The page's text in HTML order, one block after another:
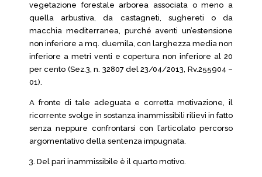
vegetazione forestale arborea associata o meno a
quella arbustiva, da castagneti, sughereti o da
macchia mediterranea, purché aventi un’estensione
non inferiore a mq. duemila, con larghezza media non
inferiore a metri venti e copertura non inferiore al 20
per cento (Sez.3, n. 32807 del 23/04/2013, Rv.255904 –
01).
A fronte di tale adeguata e corretta motivazione, il
ricorrente svolge in sostanza inammissibili rilievi in fatto
senza neppure confrontarsi con l’articolato percorso
argomentativo della sentenza impugnata.
3. Del pari inammissibile è il quarto motivo.